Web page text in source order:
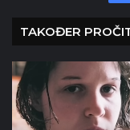
TAKOĐER